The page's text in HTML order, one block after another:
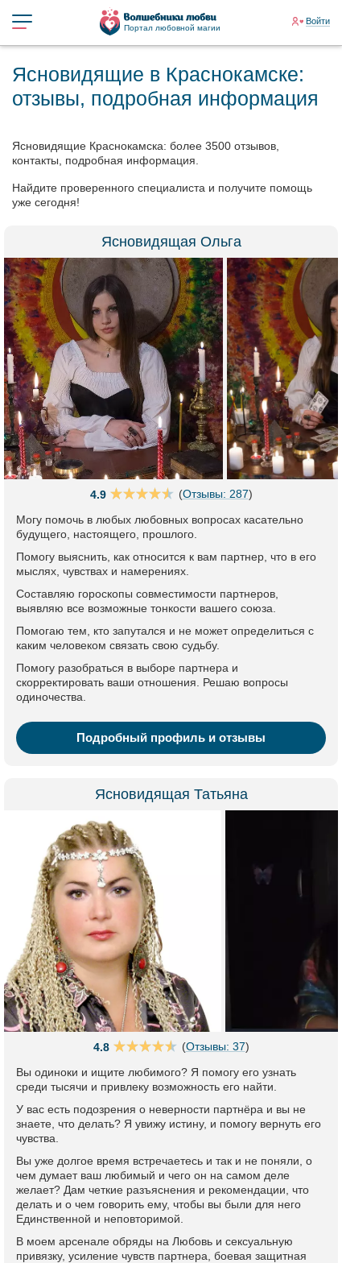
Портал любовной магии
Войти
Ясновидящие в Краснокамске:
отзывы, подробная информация
Ясновидящие Краснокамска: более 3500 отзывов,
контакты, подробная информация.
Найдите проверенного специалиста и получите помощь
уже сегодня!
Ясновидящая Ольга
4.9 (Отзывы: 287)
Могу помочь в любых любовных вопросах касательно
будущего, настоящего, прошлого.
Помогу выяснить, как относится к вам партнер, что в его
мыслях, чувствах и намерениях.
Составляю гороскопы совместимости партнеров,
выявляю все возможные тонкости вашего союза.
Помогаю тем, кто запутался и не может определиться с
каким человеком связать свою судьбу.
Помогу разобраться в выборе партнера и
скорректировать ваши отношения. Решаю вопросы
одиночества.
Подробный профиль и отзывы
Ясновидящая Татьяна
4.8 (Отзывы: 37)
Вы одиноки и ищите любимого? Я помогу его узнать
среди тысячи и привлеку возможность его найти.
У вас есть подозрения о неверности партнёра и вы не
знаете, что делать? Я увижу истину, и помогу вернуть его
чувства.
Вы уже долгое время встречаетесь и так и не поняли, о
чем думает ваш любимый и чего он на самом деле
желает? Дам четкие разъяснения и рекомендации, что
делать и о чем говорить ему, чтобы вы были для него
Единственной и неповторимой.
В моем арсенале обряды на Любовь и сексуальную
привязку, усиление чувств партнера, боевая защитная